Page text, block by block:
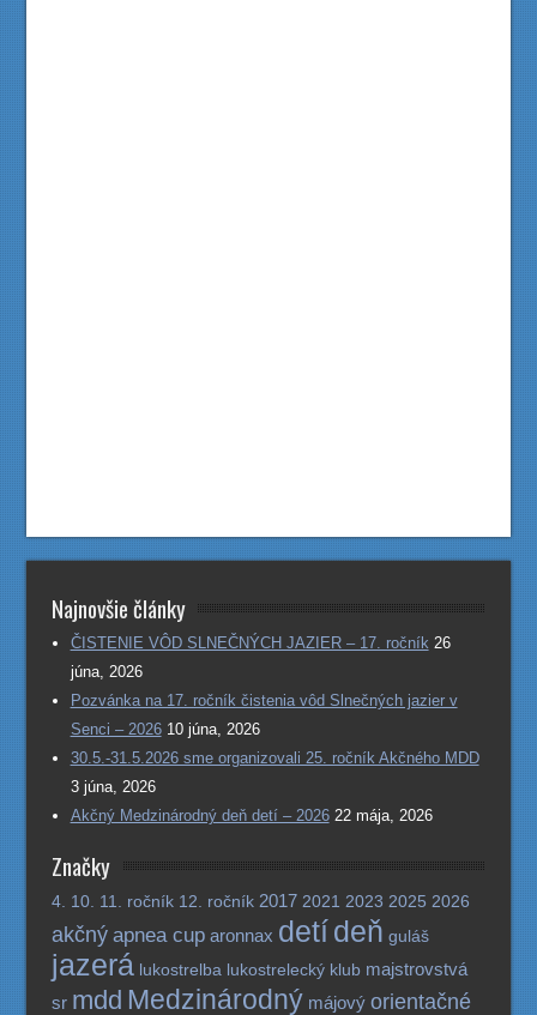
Najnovšie články
ČISTENIE VÔD SLNEČNÝCH JAZIER – 17. ročník 26
júna, 2026
Pozvánka na 17. ročník čistenia vôd Slnečných jazier v
Senci – 2026 10 júna, 2026
30.5.-31.5.2026 sme organizovali 25. ročník Akčného MDD
3 júna, 2026
Akčný Medzinárodný deň detí – 2026 22 mája, 2026
Značky
4. 10. 11. ročník 12. ročník 2017 2021 2023 2025 2026
akčný apnea cup aronnax detídeň guláš
jazerá lukostrelba lukostrelecký klub majstrovstvá
sr mdd Medzinárodný májový orientačné